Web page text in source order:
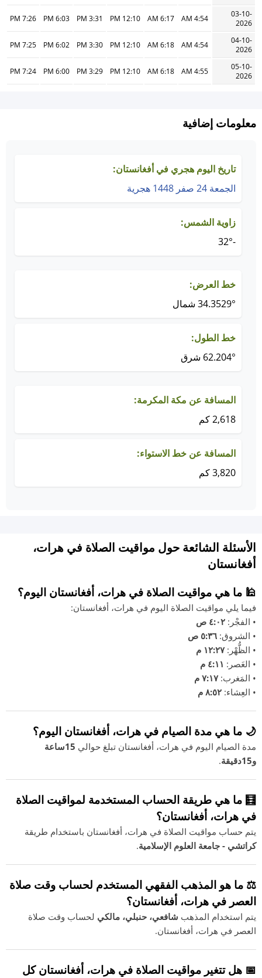
03-10-
2026
4:54 AM
6:17 AM
12:10 PM
3:31 PM
6:03 PM
7:26 PM
04-10-
2026
4:54 AM
6:18 AM
12:10 PM
3:30 PM
6:02 PM
7:25 PM
05-10-
2026
4:55 AM
6:18 AM
12:10 PM
3:29 PM
6:00 PM
7:24 PM
معلومات إضافية
تاريخ اليوم هجري في أفغانستان:
الجمعة 24 صفر 1448 هجرية
زاوية الشمس:
-32°
خط العرض:
34.3529° شمال
خط الطول:
62.204° شرق
المسافة عن مكة المكرمة:
2,618 كم
المسافة عن خط الاستواء:
3,820 كم
الأسئلة الشائعة حول مواقيت الصلاة في هرات،
أفغانستان
🕌 ما هي مواقيت الصلاة في هرات، أفغانستان اليوم؟
فيما يلي مواقيت الصلاة اليوم في هرات، أفغانستان:
• الفجْر: ٤:٠٢ ص
• الشروق: ٥:٣٦ ص
• الظُّهْر:١٢:٢٧ م
• العَصر: ٤:١١ م
• المَغرب:٧:١٧ م
• العِشاء: ٨:٥٢ م
🌙 ما هي مدة الصيام في هرات، أفغانستان اليوم؟
مدة الصيام اليوم في هرات، أفغانستان تبلغ حوالي
15ساعة
و15دقيقة
.
🧮 ما هي طريقة الحساب المستخدمة لمواقيت الصلاة
في هرات، أفغانستان؟
يتم حساب مواقيت الصلاة في هرات، أفغانستان باستخدام طريقة
كراتشي - جامعة العلوم الإسلامية.
⚖️ ما هو المذهب الفقهي المستخدم لحساب وقت صلاة
العصر في هرات، أفغانستان؟
يتم استخدام المذهب شافعي، حنبلي، مالكي لحساب وقت صلاة
العصر في هرات، أفغانستان.
📅 هل تتغير مواقيت الصلاة في هرات، أفغانستان كل